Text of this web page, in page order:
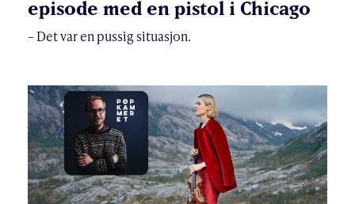
episode med en pistol i Chicago
– Det var en pussig situasjon.